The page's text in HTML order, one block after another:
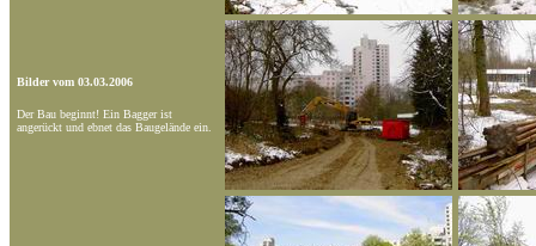
Bilder vom 03.03.2006
Der Bau beginnt! Ein Bagger ist
angerückt und ebnet das Baugelände ein.